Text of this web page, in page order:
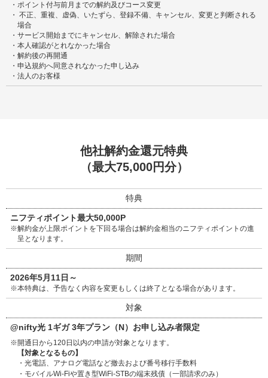
・ ポイント付与前月までの解約及びコース変更
・ 不正、重複、虚偽、いたずら、登録不備、キャンセル、変更と判断される
場合
・ サービス開始までにキャンセル、解除された場合
・ 本人確認がとれなかった場合
・ 解約後の再開通
・ 申込規約へ同意されなかった申し込み
・ 法人のお客様
他社解約金還元特典
（最大75,000円分）
特典
ニフティポイント最大50,000P
※解約金が上限ポイントを下回る場合は解約金相当のニフティポイントの進
呈となります。
期間
2026年5月11日～
※本特典は、予告なく内容を変更もしくは終了となる場合があります。
対象
@nifty光 1ギガ 3年プラン（N）お申し込み者限定
※開通日から120日以内の申請が対象となります。
【対象となるもの】
・ 光電話、アナログ電話など撤去および番号移行手数料
・ モバイルWi-Fiや置き型WiFi-STBの端末残債（一部請求のみ）